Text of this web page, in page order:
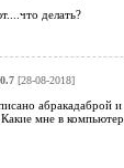
делать?
[28-08-2018]
абракадаброй и
мне в